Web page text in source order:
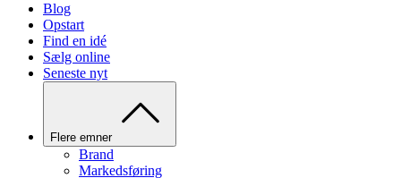
Blog
Opstart
Find en idé
Sælg online
Seneste nyt
Flere emner
Brand
Markedsføring